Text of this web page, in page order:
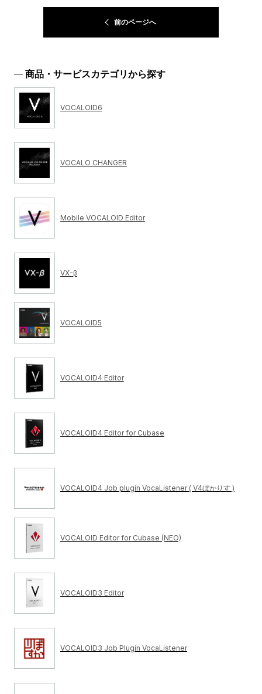
前のページへ
商品・サービスカテゴリから探す
VOCALOID6
VOCALO CHANGER
Mobile VOCALOID Editor
VX-β
VOCALOID5
VOCALOID4 Editor
VOCALOID4 Editor for Cubase
VOCALOID4 Job plugin VocaListener ( V4ぼかりす )
VOCALOID Editor for Cubase (NEO)
VOCALOID3 Editor
VOCALOID3 Job Plugin VocaListener